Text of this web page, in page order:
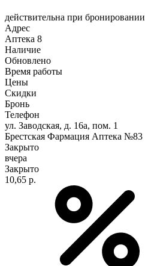
действительна при бронировании
Адрес
Аптека 8
Наличие
Обновлено
Время работы
Цены
Скидки
Бронь
Телефон
ул. Заводская, д. 16а, пом. 1
Брестская Фармация Аптека №83
Закрыто
вчера
Закрыто
10,65 р.